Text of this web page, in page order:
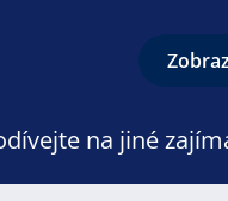
na jiné